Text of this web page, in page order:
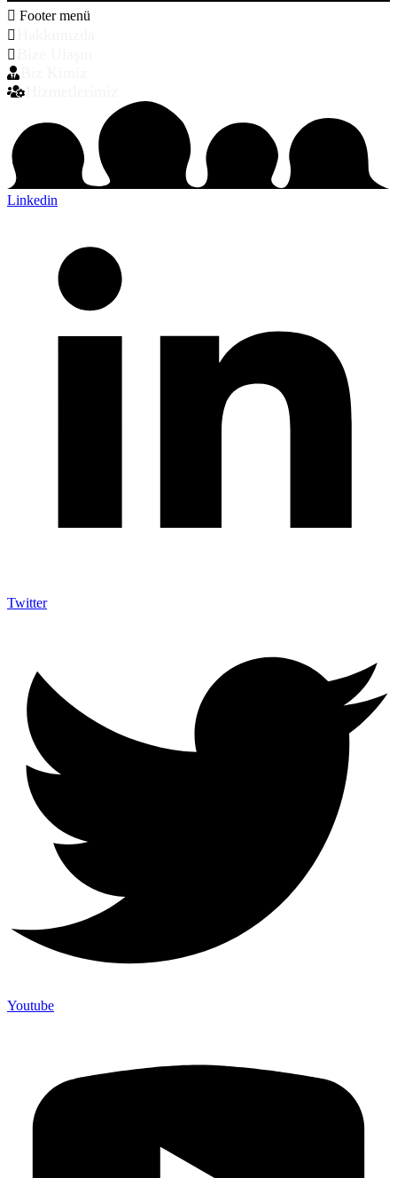
Footer menü
Linkedin
Twitter
Youtube